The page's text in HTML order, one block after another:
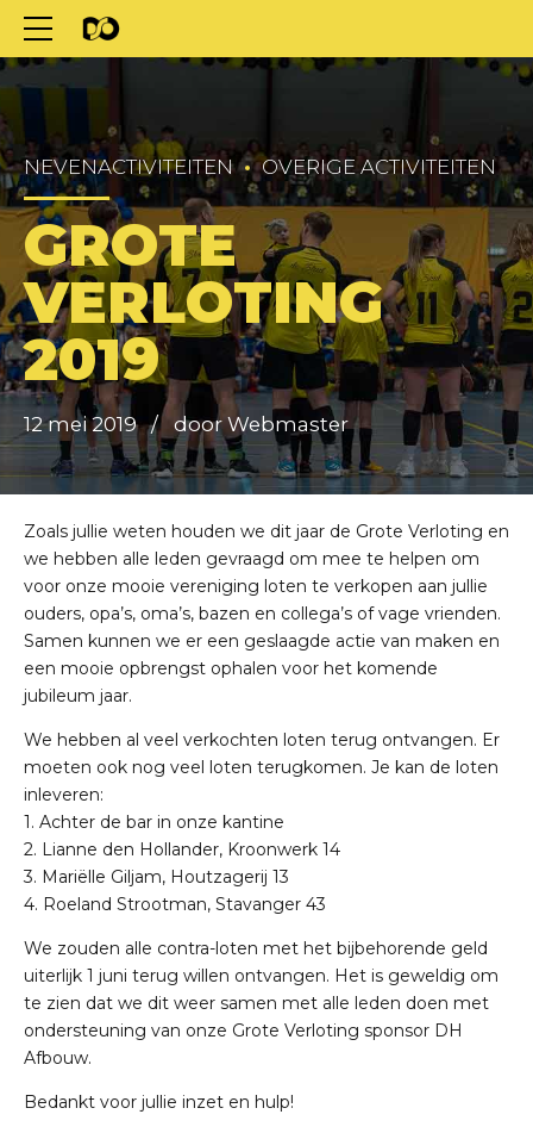
NEVENACTIVITEITEN OVERIGE ACTIVITEITEN
GROTE
VERLOTING
2019
12 mei 2019 door Webmaster
Zoals jullie weten houden we dit jaar de Grote Verloting en
we hebben alle leden gevraagd om mee te helpen om
voor onze mooie vereniging loten te verkopen aan jullie
ouders, opa’s, oma’s, bazen en collega’s of vage vrienden.
Samen kunnen we er een geslaagde actie van maken en
een mooie opbrengst ophalen voor het komende
jubileum jaar.
We hebben al veel verkochten loten terug ontvangen. Er
moeten ook nog veel loten terugkomen. Je kan de loten
inleveren:
1. Achter de bar in onze kantine
2. Lianne den Hollander, Kroonwerk 14
3. Mariëlle Giljam, Houtzagerij 13
4. Roeland Strootman, Stavanger 43
We zouden alle contra-loten met het bijbehorende geld
uiterlijk 1 juni terug willen ontvangen. Het is geweldig om
te zien dat we dit weer samen met alle leden doen met
ondersteuning van onze Grote Verloting sponsor DH
Afbouw.
Bedankt voor jullie inzet en hulp!